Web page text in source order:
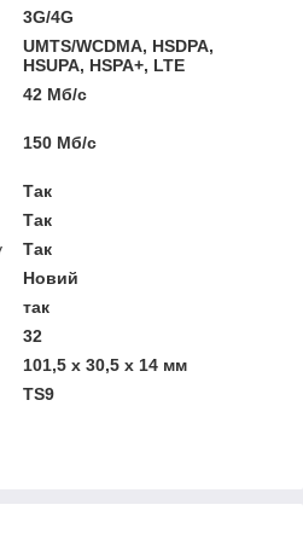
3G/4G
UMTS/WCDMA, HSDPA,
HSUPA, HSPA+, LTE
42 Мб/с
150 Мб/с
Так
Так
Так
Новий
так
32
101,5 х 30,5 х 14 мм
TS9